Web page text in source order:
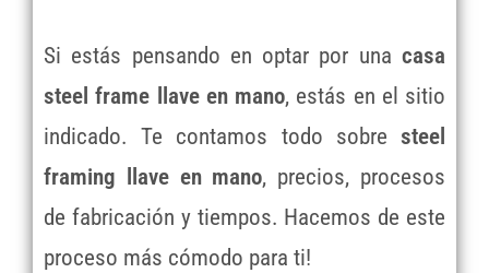
Si estás pensando en optar por una casa
steel frame llave en mano, estás en el sitio
indicado. Te contamos todo sobre steel
framing llave en mano, precios, procesos
de fabricación y tiempos. Hacemos de este
proceso más cómodo para ti!